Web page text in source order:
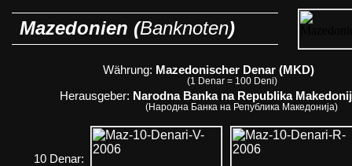
Mazedonien (Banknoten)
Währung: Mazedonischer Denar (MKD)
(1 Denar = 100 Deni)
Herausgeber: Narodna Banka na Republika
(Народна Банка на Република Македонија)
10 Denar: